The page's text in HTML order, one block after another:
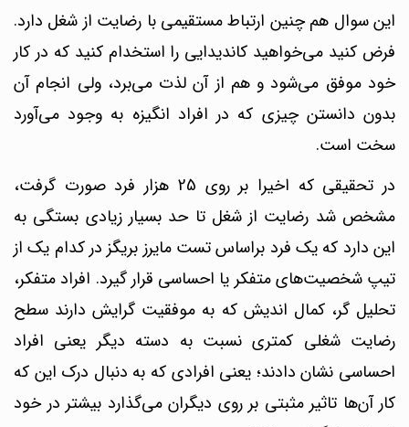
این سوال هم چنین ارتباط مستقیمی با رضایت از شغل دارد.
فرض کنید می‌خواهید کاندیدایی را استخدام کنید که در کار
خود موفق می‌شود و هم از آن لذت می‌برد، ولی انجام آن
بدون دانستن چیزی که در افراد انگیزه به وجود می‌آورد
سخت است.
در تحقیقی که اخیرا بر روی 25 هزار فرد صورت گرفت،
مشخص شد رضایت از شغل تا حد بسیار زیادی بستگی به
این دارد که یک فرد براساس تست مایرز بریگز در کدام یک از
تیپ شخصیت‌های متفکر یا احساسی قرار گیرد. افراد متفکر،
تحلیل گر، کمال اندیش که به موفقیت گرایش دارند سطح
رضایت شغلی کمتری نسبت به دسته دیگر یعنی افراد
احساسی نشان دادند؛ یعنی افرادی که به دنبال درک این که
کار آن‌ها تاثیر مثبتی بر روی دیگران می‌گذارد بیشتر در خود